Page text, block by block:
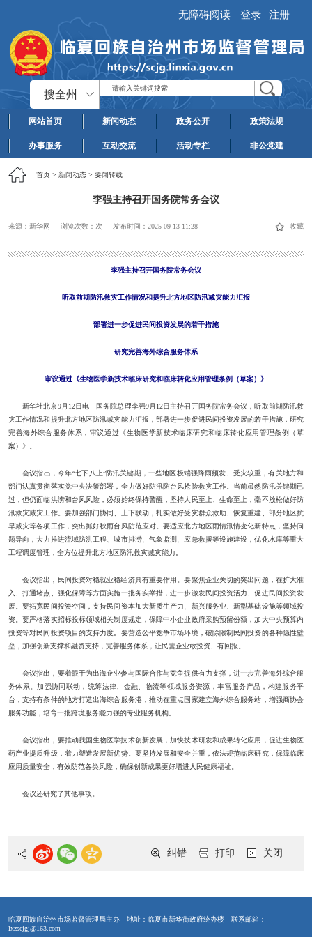
无障碍阅读 登录 | 注册
搜全州
网站首页 新闻动态 政务公开 政策法规
办事服务 互动交流 活动专栏 非公党建
首页> 新闻动态> 要闻转载
李强主持召开国务院常务会议
来源：新华网 浏览次数： 次 发布时间： 2025-09-13 11:28 收藏
李强主持召开国务院常务会议
听取前期防汛救灾工作情况和提升北方地区防汛减灾能力汇报
部署进一步促进民间投资发展的若干措施
研究完善海外综合服务体系
审议通过《生物医学新技术临床研究和临床转化应用管理条例（草案）》
新华社北京9月12日电 国务院总理李强9月12日主持召开国务院常务会议，听取前期防汛救
灾工作情况和提升北方地区防汛减灾能力汇报，部署进一步促进民间投资发展的若干措施，研究
完善海外综合服务体系，审议通过《生物医学新技术临床研究和临床转化应用管理条例（草
案）》。
会议指出，今年“七下八上”防汛关键期，一些地区极端强降雨频发、受灾较重，有关地方和
部门认真贯彻落实党中央决策部署，全力做好防汛防台风抢险救灾工作。当前虽然防汛关键期已
过，但仍面临洪涝和台风风险，必须始终保持警醒，坚持人民至上、生命至上，毫不放松做好防
汛救灾减灾工作。要加强部门协同、上下联动，扎实做好受灾群众救助、恢复重建、部分地区抗
旱减灾等各项工作，突出抓好秋雨台风防范应对。要适应北方地区雨情汛情变化新特点，坚持问
题导向，大力推进流域防洪工程、城市排涝、气象监测、应急救援等设施建设，优化水库等重大
工程调度管理，全方位提升北方地区防汛救灾减灾能力。
会议指出，民间投资对稳就业稳经济具有重要作用。要聚焦企业关切的突出问题，在扩大准
入、打通堵点、强化保障等方面实施一批务实举措，进一步激发民间投资活力、促进民间投资发
展。要拓宽民间投资空间，支持民间资本加大新质生产力、新兴服务业、新型基础设施等领域投
资。要严格落实招标投标领域相关制度规定，保障中小企业政府采购预留份额，加大中央预算内
投资等对民间投资项目的支持力度。要营造公平竞争市场环境，破除限制民间投资的各种隐性壁
垒，加强创新支撑和融资支持，完善服务体系，让民营企业敢投资、有回报。
会议指出，要着眼于为出海企业参与国际合作与竞争提供有力支撑，进一步完善海外综合服
务体系。加强协同联动，统筹法律、金融、物流等领域服务资源，丰富服务产品，构建服务平
台，支持有条件的地方打造出海综合服务港，推动在重点国家建立海外综合服务站，增强商协会
服务功能，培育一批跨境服务能力强的专业服务机构。
会议指出，要推动我国生物医学技术创新发展，加快技术研发和成果转化应用，促进生物医
药产业提质升级，着力塑造发展新优势。要坚持发展和安全并重，依法规范临床研究，保障临床
应用质量安全，有效防范各类风险，确保创新成果更好增进人民健康福祉。
会议还研究了其他事项。
关闭
打印
纠错
临夏回族自治州市场监督管理局主办 地址：临夏市新华街政府统办楼
联系邮箱：
lxzscjgj@163.com